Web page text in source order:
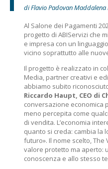
di Flavio Padovan
Al Salone dei Pagamenti
progetto di ABIServizi che
e impresa con un
vicino soprattutto alle
Il progetto è realizzato in
Media, partner creativi e
abbiamo subito
Riccardo Haupt, CEO di
conversazione economica
meno percepita come
di vendita. L’economia
quanto si creda: cambia la
futuro». Il nome scelto,
valore protetto ma aperto:
conoscenza e allo stesso